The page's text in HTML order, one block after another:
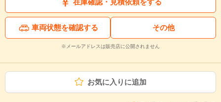
在庫確認・見積依頼をする
車両状態を確認する その他
※メールアドレスは販売店に公開されません
お気に入りに追加